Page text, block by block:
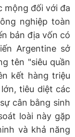
mộng đối với đa
nghiệp toàn
bản địa vốn có
Argentine sở
tên "siêu quần
kết hàng triệu
tiêu diệt các
cân bằng sinh
loài này gặp
và khả năng